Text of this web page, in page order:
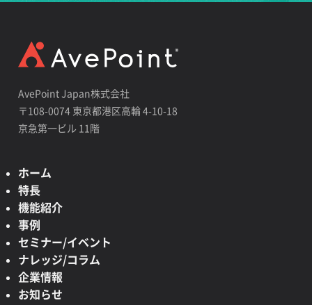
AvePoint Japan株式会社
〒108-0074 東京都港区高輪 4-10-18
京急第一ビル 11階
ホーム
特長
機能紹介
事例
セミナー/イベント
ナレッジ/コラム
企業情報
お知らせ